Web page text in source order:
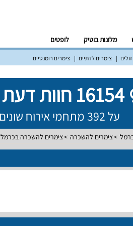
מלונות בוטיק לופטים
צימרים לדתיים צימרים רומנטיים
16154 חוות דעת אמיתיות!
על 392 מתחמי אירוח שונים ברחבי הארץ
צימרים להשכרה צימרים להשכרה בכרמל